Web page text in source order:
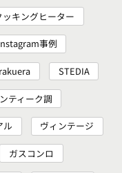
ッキングヒーター
事例
rakuera STEDIA
ティーク調
ル ヴィンテージ
ガスコンロ